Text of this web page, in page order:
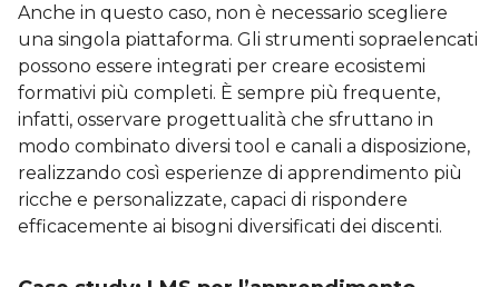
Anche in questo caso, non è necessario scegliere
una singola piattaforma. Gli strumenti sopraelencati
possono essere integrati per creare ecosistemi
formativi più completi. È sempre più frequente,
infatti, osservare progettualità che sfruttano in
modo combinato diversi tool e canali a disposizione,
realizzando così esperienze di apprendimento più
ricche e personalizzate, capaci di rispondere
efficacemente ai bisogni diversificati dei discenti.